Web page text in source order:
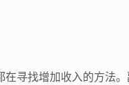
在寻找增加收入的方法